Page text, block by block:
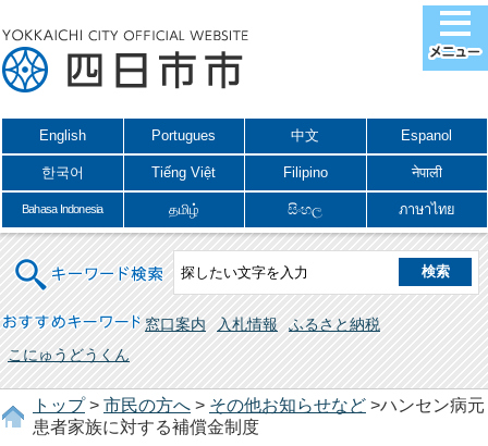
English Portugues 中文 Espanol
한국어 Tiếng Việt Filipino नेपाली
Bahasa Indonesia தமிழ் සිංහල ภาษาไทย
キーワード検索
おすすめキーワード 窓口案内 入札情報
ふるさと納税
こにゅうどうくん
トップ> 市民の方へ > その他お知らせなど >ハンセン病元
患者家族に対する補償金制度